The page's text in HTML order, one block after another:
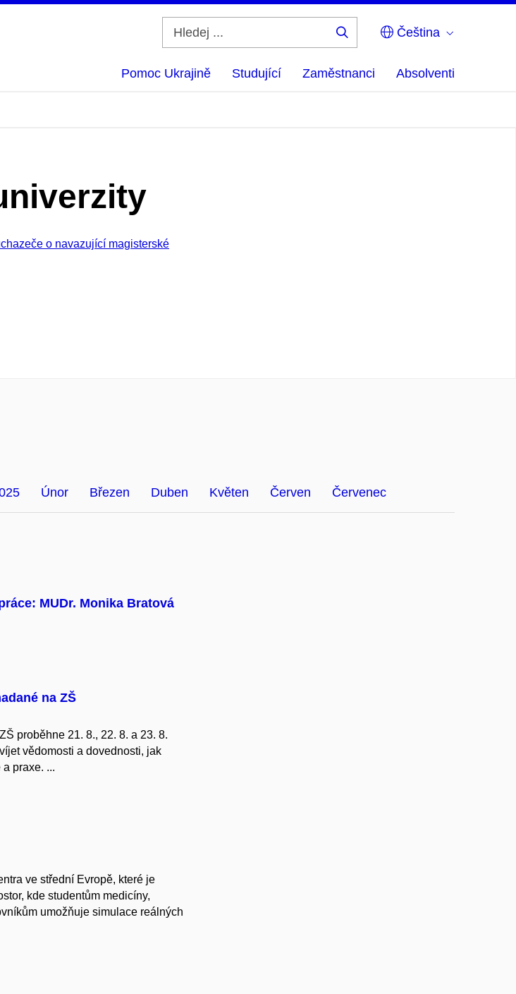
Čeština
Pomoc Ukrajině Studující Zaměstnanci Absolventi
o navazující magisterské
Únor Březen Duben Květen Červen Červenec
MUDr. Monika Bratová
na ZŠ
proběhne 21. 8., 22. 8. a 23. 8.
vědomosti a dovednosti, jak
praxe. ...
ve střední Evropě, které je
kde studentům medicíny,
umožňuje simulace reálných